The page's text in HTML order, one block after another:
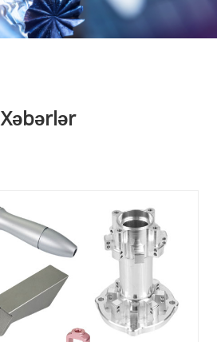
Xəbərlər